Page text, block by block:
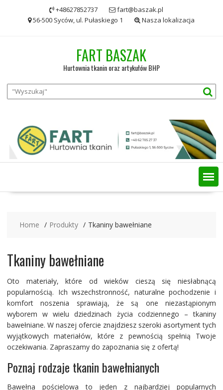
+48627852737
fart@baszak.pl
56-500 Syców, ul. Pułaskiego 1
Nasza lokalizacja
FART BASZAK
Hurtownia tkanin oraz artykułów BHP
Home Produkty Tkaniny bawełniane
Tkaniny bawełniane
Oto materiały, które od wieków cieszą się niesłabnącą
popularnością. Ich wszechstronność, naturalne pochodzenie i
komfort noszenia sprawiają, że są one niezastąpionym
wyborem w wielu dziedzinach życia codziennego – tkaniny
bawełniane. W naszej ofercie znajdziesz szeroki asortyment tych
wyjątkowych materiałów, które z pewnością spełnią Twoje
oczekiwania. Zapraszamy do zapoznania się z ofertą!
Poznaj rodzaje tkanin bawełnianych
Bawełna pościelowa to jeden z najbardziej popularnych